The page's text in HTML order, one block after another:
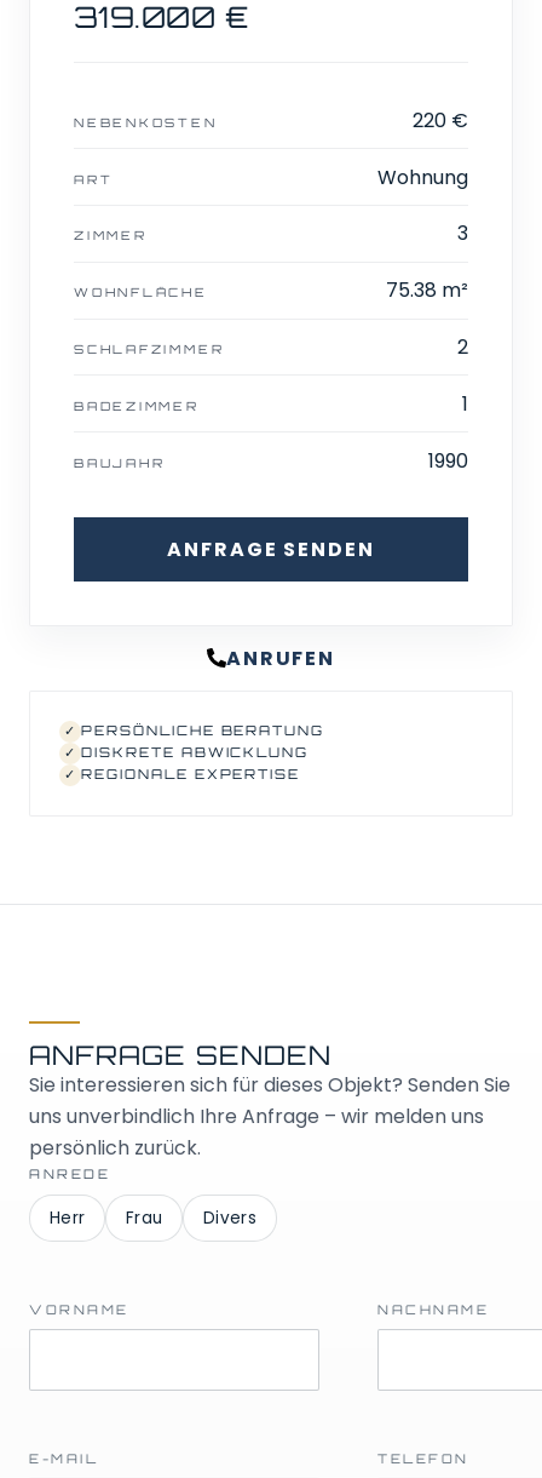
319.000 €
NEBENKOSTEN 220 €
ART Wohnung
ZIMMER 3
WOHNFLÄCHE 75.38 m²
SCHLAFZIMMER 2
BADEZIMMER 1
BAUJAHR 1990
ANFRAGE SENDEN
ANRUFEN
✓ PERSÖNLICHE BERATUNG
✓ DISKRETE ABWICKLUNG
✓ REGIONALE EXPERTISE
ANFRAGE SENDEN
Sie interessieren sich für dieses Objekt? Senden Sie
uns unverbindlich Ihre Anfrage – wir melden uns
persönlich zurück.
ANREDE
Herr Frau Divers
VORNAME NACHNAME
E-MAIL TELEFON